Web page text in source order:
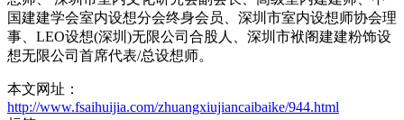
国建建学会室内设想分会终身会员、深圳市室内设想师协会理
事、LEO设想(深圳)无限公司合股人、深圳市袱阁建建粉饰设
想无限公司首席代表/总设想师。
本文网址：
http://www.fsaihuijia.com/zhuangxiujiancaibaike/944.html